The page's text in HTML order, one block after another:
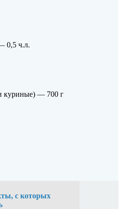
0,5 ч.л.
куриные) — 700 г
с которых